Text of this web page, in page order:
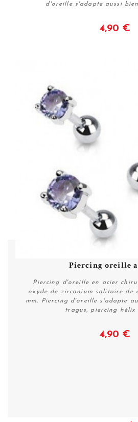
d'oreille s'adapte aussi
4,90 €
Piercing oreille
Piercing d'oreille en acier
oxyde de zirconium solitaire de
mm. Piercing d'oreille s'adapte
tragus, piercing hélix
4,90 €